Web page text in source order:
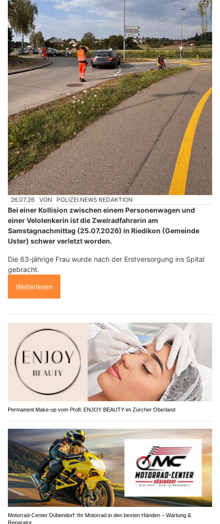
26.07.26 VON POLIZEI.NEWS REDAKTION
Bei einer Kollision zwischen einem Personenwagen und
einer Velolenkerin ist die Zweiradfahrerin am
Samstagnachmittag (25.07.2026) in Riedikon (Gemeinde
Uster) schwer verletzt worden.
Die 63-jährige Frau wurde nach der Erstversorgung ins Spital
gebracht.
Weiterlesen
Permanent Make-up vom Profi: ENJOY BEAUTY im Zürcher Oberland
Motorrad-Center Dübendorf: Ihr Motorrad in den besten Händen – Wartung &
Reparatur